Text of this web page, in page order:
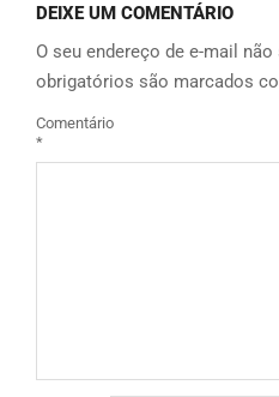
DEIXE UM COMENTÁRIO
O seu endereço de e-mail
obrigatórios são marcados
Comentário
*